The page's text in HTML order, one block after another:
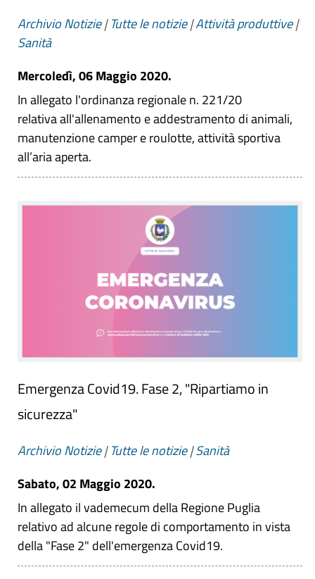
Archivio Notizie|Tutte le notizie|Attività produttive|
Sanità
Mercoledì, 06 Maggio 2020.
In allegato l'ordinanza regionale n. 221/20
relativa all'allenamento e addestramento di animali,
manutenzione camper e roulotte, attività sportiva
all’aria aperta.
Emergenza Covid19. Fase 2, "Ripartiamo in
sicurezza"
Archivio Notizie|Tutte le notizie|Sanità
Sabato, 02 Maggio 2020.
In allegato il vademecum della Regione Puglia
relativo ad alcune regole di comportamento in vista
della "Fase 2" dell'emergenza Covid19.